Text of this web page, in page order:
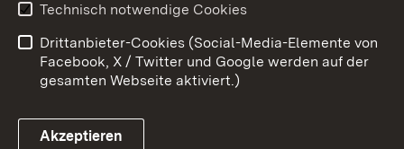
Barrierefreiheit
Benutzungshinweise
Impressum
Cookies
Technisch notwendige Cookies
Drittanbieter-Cookies (Social-Media-Elemente von
Facebook, X / Twitter und Google werden auf der
gesamten Webseite aktiviert.)
Akzeptieren